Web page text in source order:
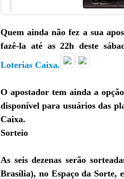
Quem ainda não fez a sua
fazê-la até as 22h deste
Loterias Caixa.
O apostador tem ainda a
disponível para usuários das
Caixa.
Sorteio
As seis dezenas serão
Brasília), no Espaço da Sorte,